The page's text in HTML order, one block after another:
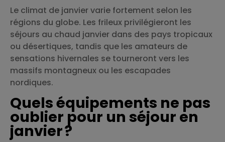
Le climat de janvier varie fortement selon les
régions du globe. Les frileux privilégieront les
séjours au chaud janvier dans des pays tropicaux
ou désertiques, tandis que les amateurs de
sensations hivernales se tourneront vers les
massifs montagneux ou les escapades
nordiques.
Quels équipements ne pas
oublier pour un séjour en
janvier ?